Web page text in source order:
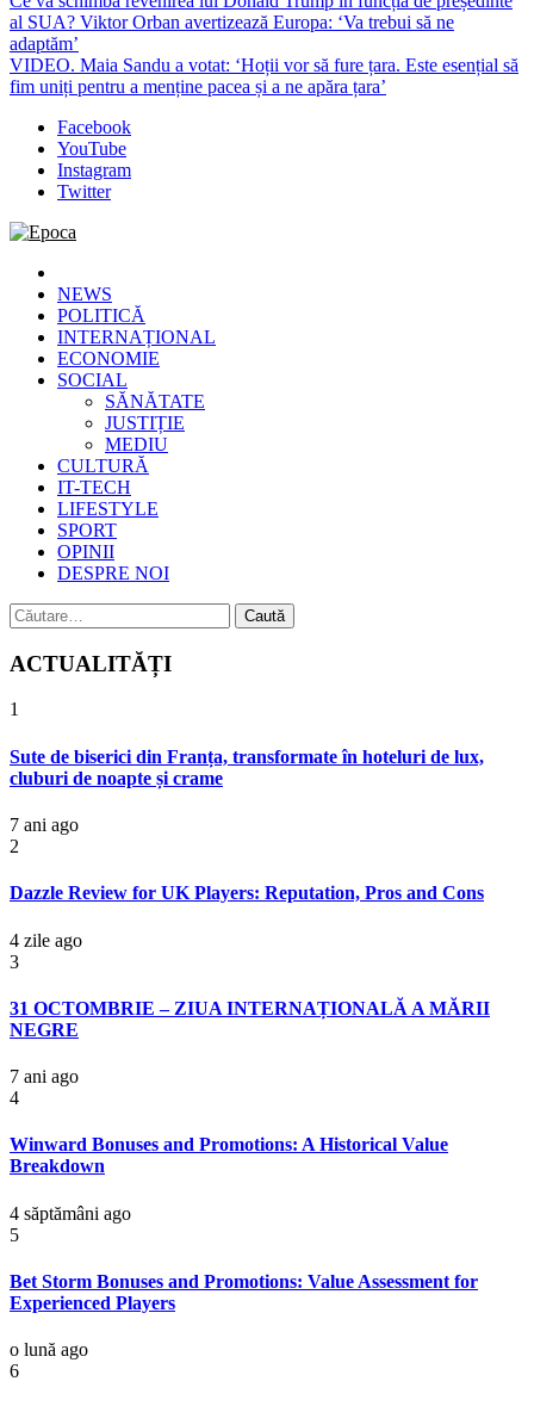
al SUA? Viktor Orban avertizează Europa: ‘Va trebui să ne
adaptăm’
VIDEO. Maia Sandu a votat: ‘Hoții vor să fure țara. Este esențial să
fim uniți pentru a menține pacea și a ne apăra țara’
Facebook
YouTube
Instagram
Twitter
Epoca
Cele mai noi știri online din România
NEWS
POLITICĂ
INTERNAȚIONAL
ECONOMIE
SOCIAL
SĂNĂTATE
JUSTIȚIE
MEDIU
CULTURĂ
IT-TECH
LIFESTYLE
SPORT
OPINII
DESPRE NOI
Caută
după:
ACTUALITĂȚI
1
Sute de biserici din Franța, transformate în hoteluri de lux,
cluburi de noapte și crame
7 ani ago
2
Dazzle Review for UK Players: Reputation, Pros and Cons
4 zile ago
3
31 OCTOMBRIE – ZIUA INTERNAȚIONALĂ A MĂRII
NEGRE
7 ani ago
4
Winward Bonuses and Promotions: A Historical Value
Breakdown
4 săptămâni ago
5
Bet Storm Bonuses and Promotions: Value Assessment for
Experienced Players
o lună ago
6